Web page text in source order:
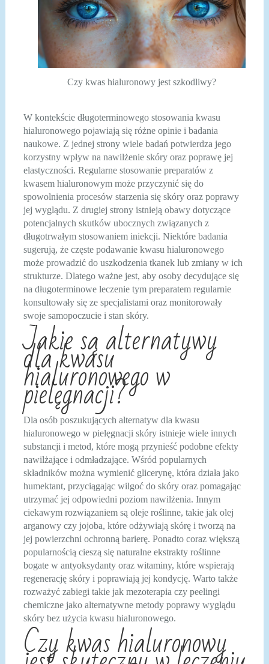
Czy kwas hialuronowy jest szkodliwy?
W kontekście długoterminowego stosowania kwasu
hialuronowego pojawiają się różne opinie i badania
naukowe. Z jednej strony wiele badań potwierdza jego
korzystny wpływ na nawilżenie skóry oraz poprawę jej
elastyczności. Regularne stosowanie preparatów z
kwasem hialuronowym może przyczynić się do
spowolnienia procesów starzenia się skóry oraz poprawy
jej wyglądu. Z drugiej strony istnieją obawy dotyczące
potencjalnych skutków ubocznych związanych z
długotrwałym stosowaniem iniekcji. Niektóre badania
sugerują, że częste podawanie kwasu hialuronowego
może prowadzić do uszkodzenia tkanek lub zmiany w ich
strukturze. Dlatego ważne jest, aby osoby decydujące się
na długoterminowe leczenie tym preparatem regularnie
konsultowały się ze specjalistami oraz monitorowały
swoje samopoczucie i stan skóry.
Jakie są alternatywy
dla kwasu
hialuronowego w
pielęgnacji?
Dla osób poszukujących alternatyw dla kwasu
hialuronowego w pielęgnacji skóry istnieje wiele innych
substancji i metod, które mogą przynieść podobne efekty
nawilżające i odmładzające. Wśród popularnych
składników można wymienić glicerynę, która działa jako
humektant, przyciągając wilgoć do skóry oraz pomagając
utrzymać jej odpowiedni poziom nawilżenia. Innym
ciekawym rozwiązaniem są oleje roślinne, takie jak olej
arganowy czy jojoba, które odżywiają skórę i tworzą na
jej powierzchni ochronną barierę. Ponadto coraz większą
popularnością cieszą się naturalne ekstrakty roślinne
bogate w antyoksydanty oraz witaminy, które wspierają
regenerację skóry i poprawiają jej kondycję. Warto także
rozważyć zabiegi takie jak mezoterapia czy peelingi
chemiczne jako alternatywne metody poprawy wyglądu
skóry bez użycia kwasu hialuronowego.
Czy kwas hialuronowy